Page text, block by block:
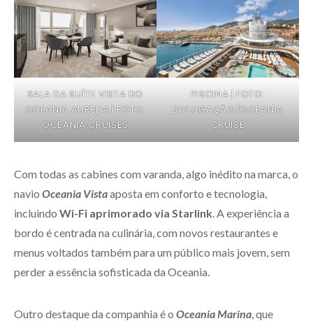
SALA DA SUÍTE VISTA DO
OCEANIA AURELIA | FOTO:
OCEANIA CRUISES
PISCINA | FOTO:
DIVULGAÇÃO/OCEANIA
CRUISE
Com todas as cabines com varanda, algo inédito na marca, o
navio Oceania Vistaaposta em conforto e tecnologia,
incluindo Wi-Fi aprimorado via Starlink . A experiência a
bordo é centrada na culinária, com novos restaurantes e
menus voltados também para um público mais jovem, sem
perder a essência sofisticada da Oceania.
Outro destaque da companhia é o Oceania Marina , que